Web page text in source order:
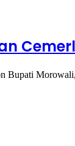
Morowali,